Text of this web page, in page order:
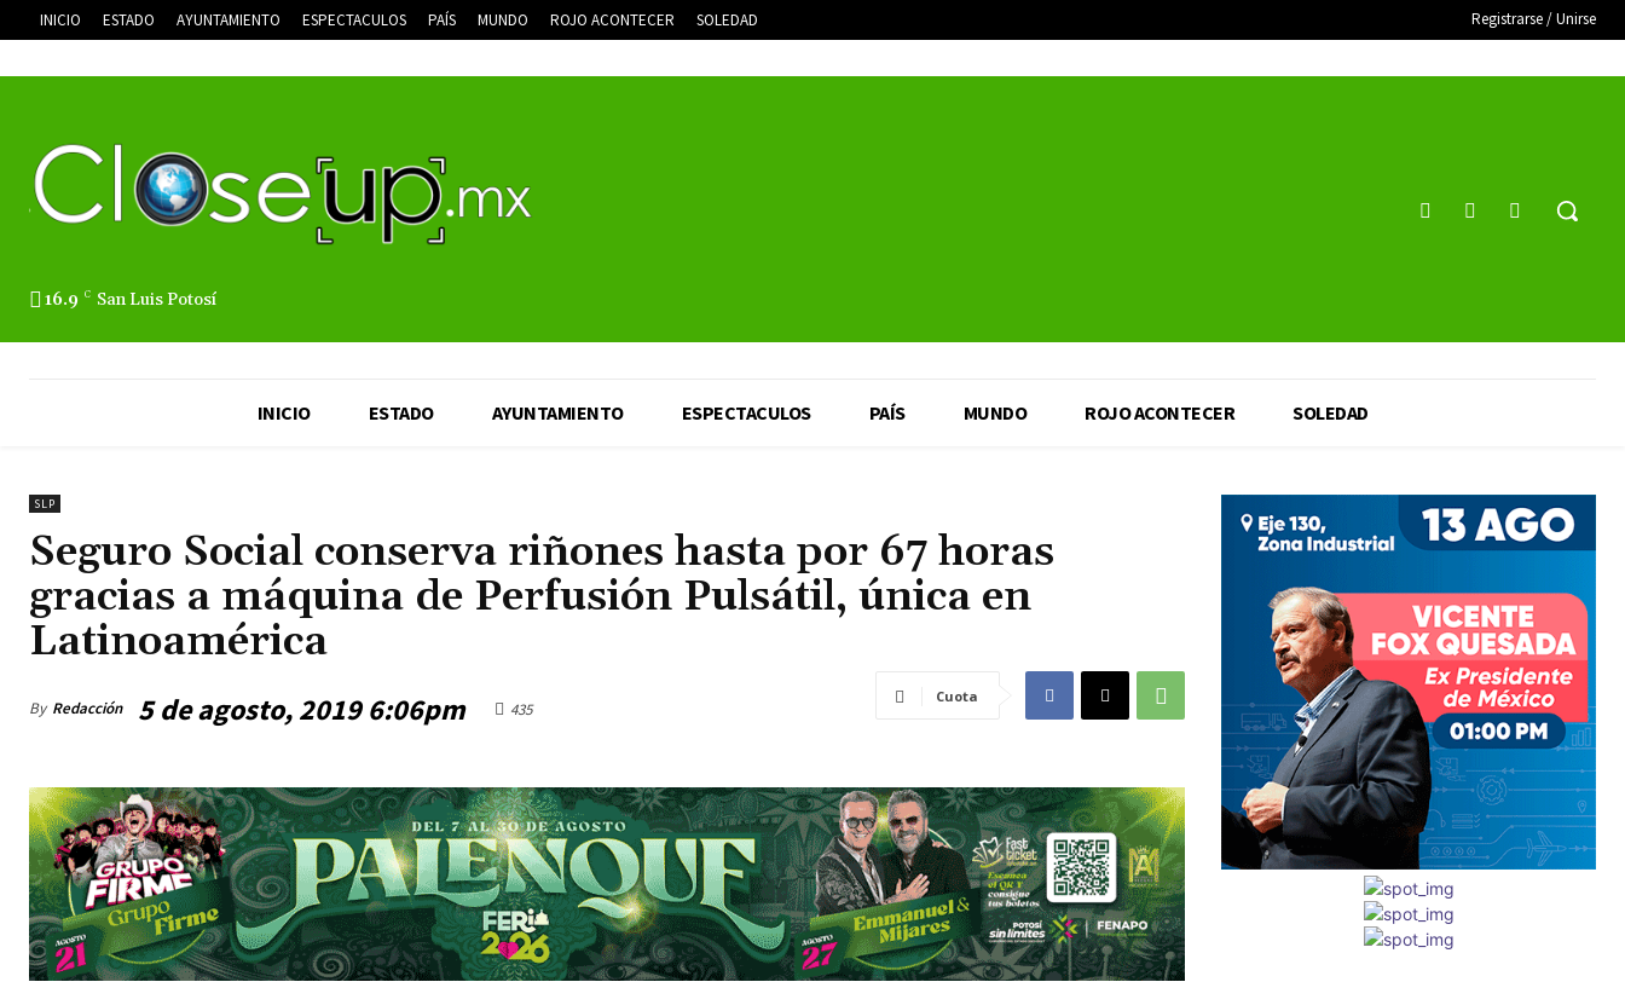
INICIO ESTADO AYUNTAMIENTO ESPECTACULOS PAÍS MUNDO ROJO ACONTECER SOLEDAD Registrarse / Unirse
16.9 C San Luis Potosí
INICIO ESTADO AYUNTAMIENTO ESPECTACULOS PAÍS MUNDO ROJO ACONTECER SOLEDAD
SLP
Seguro Social conserva riñones hasta por 67 horas
gracias a máquina de Perfusión Pulsátil, única en
Latinoamérica
By Redacción 5 de agosto, 2019 6:06pm 435
Cuota